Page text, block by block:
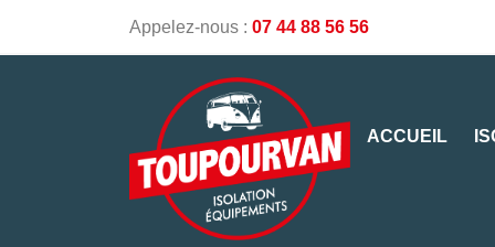
Appelez-nous : 07 44 88 56 56
ACCUEIL